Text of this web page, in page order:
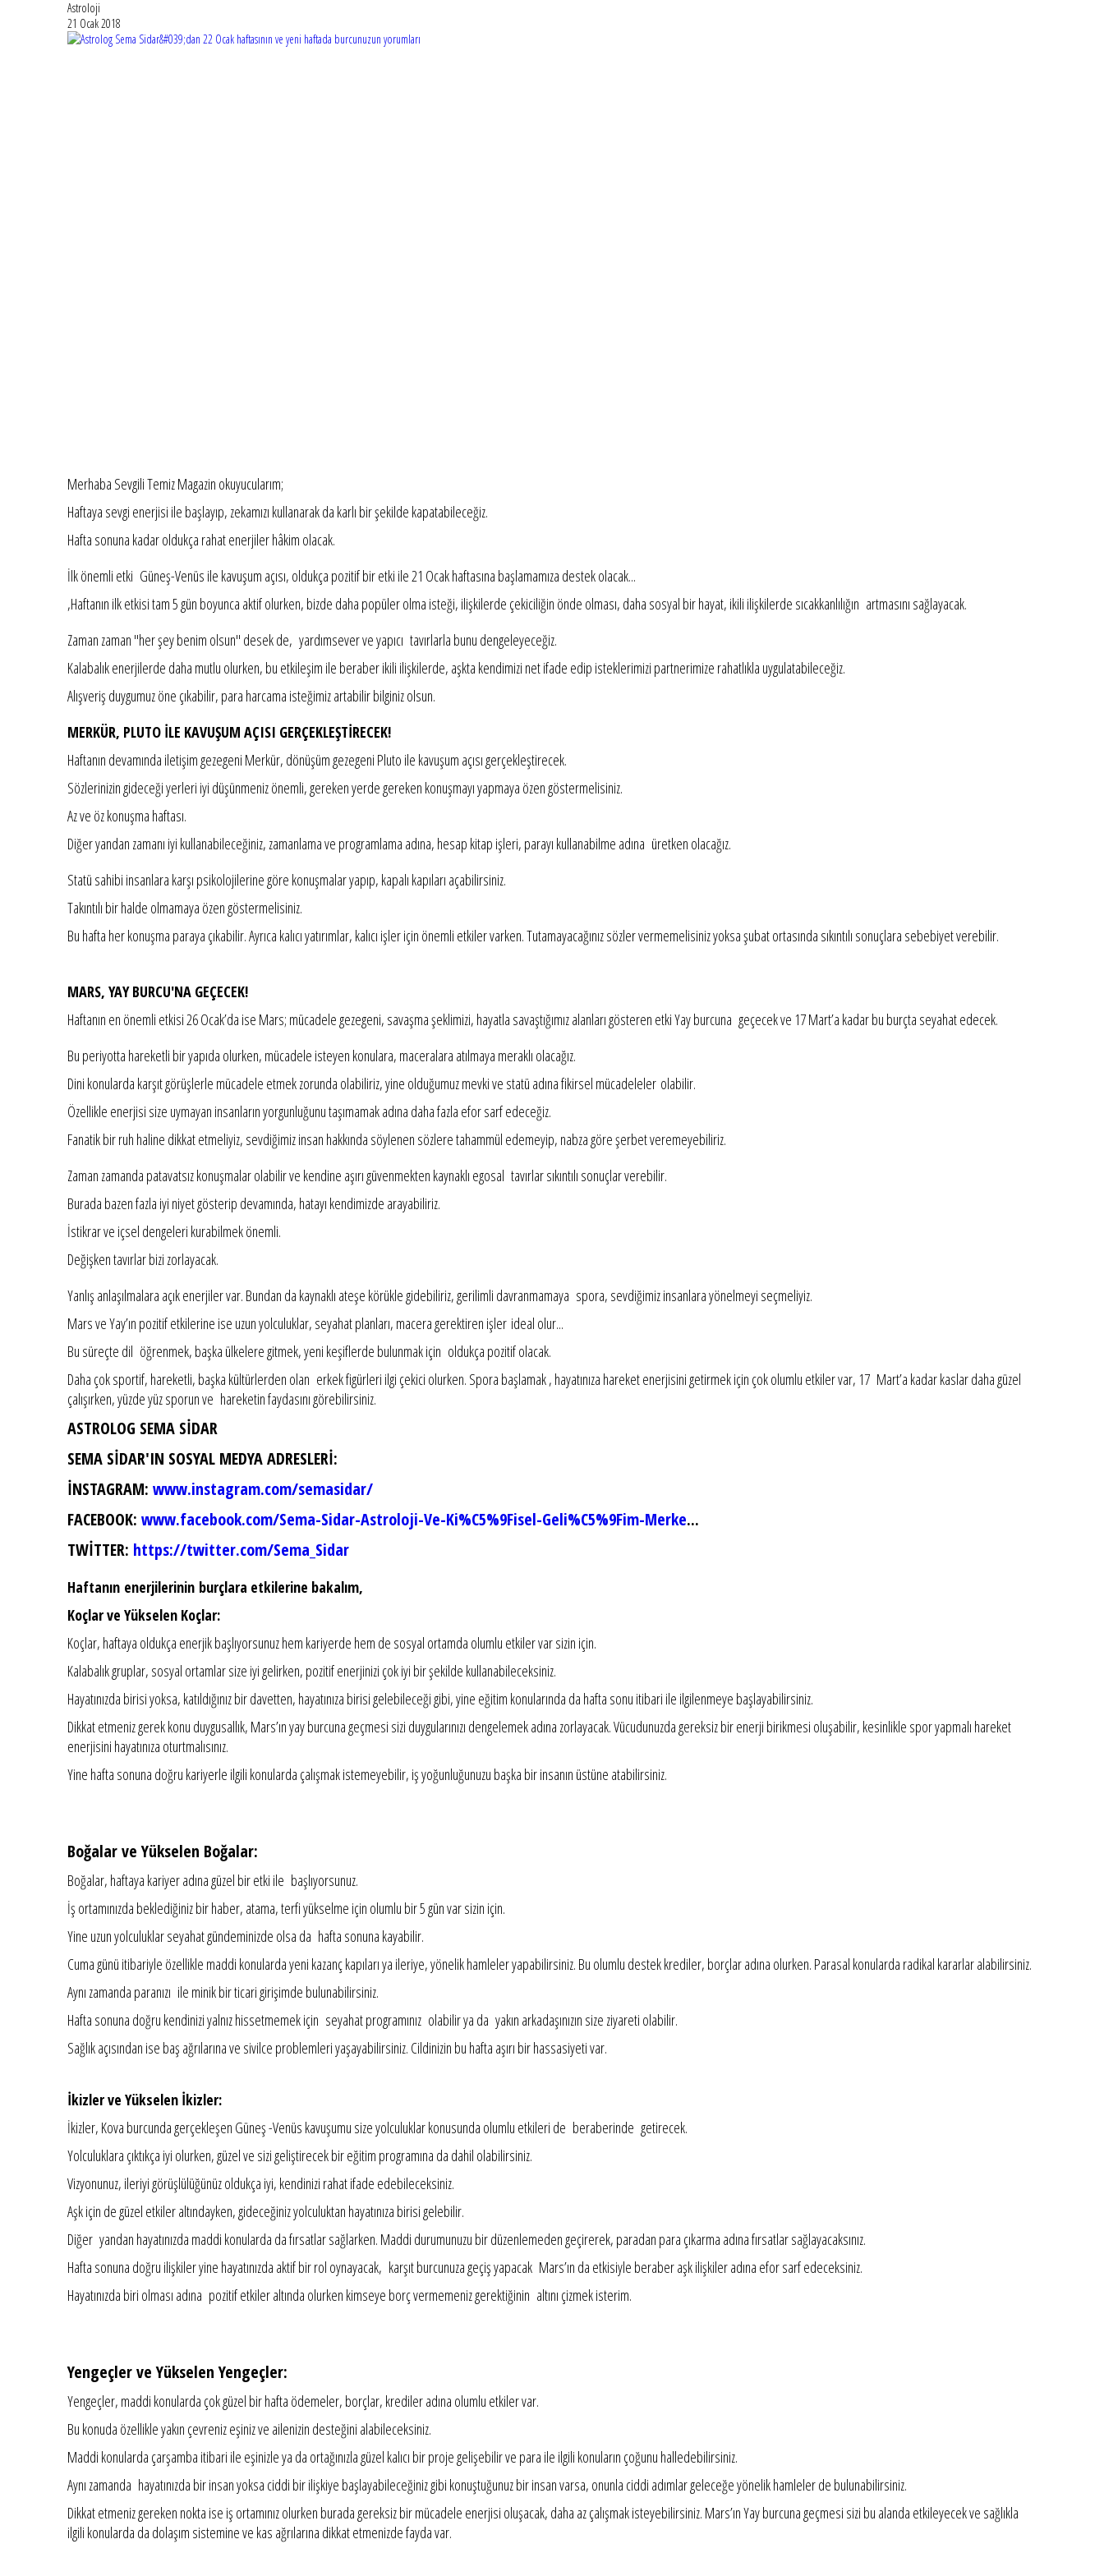
Astroloji
21 Ocak 2018
Merhaba Sevgili Temiz Magazin okuyucularım;
Haftaya sevgi enerjisi ile başlayıp, zekamızı kullanarak da karlı bir şekilde kapatabileceğiz.
Hafta sonuna kadar oldukça rahat enerjiler hâkim olacak.
İlk önemli etki Güneş-Venüs ile kavuşum açısı, oldukça pozitif bir etki ile 21 Ocak haftasına başlamamıza destek olacak...
,Haftanın ilk etkisi tam 5 gün boyunca aktif olurken, bizde daha popüler olma isteği, ilişkilerde çekiciliğin önde olması, daha sosyal bir hayat, ikili ilişkilerde sıcakkanlılığın artmasını sağlayacak.
Zaman zaman "her şey benim olsun" desek de, yardımsever ve yapıcı tavırlarla bunu dengeleyeceğiz.
Kalabalık enerjilerde daha mutlu olurken, bu etkileşim ile beraber ikili ilişkilerde, aşkta kendimizi net ifade edip isteklerimizi partnerimize rahatlıkla uygulatabileceğiz.
Alışveriş duygumuz öne çıkabilir, para harcama isteğimiz artabilir bilginiz olsun.
MERKÜR, PLUTO İLE KAVUŞUM AÇISI GERÇEKLEŞTİRECEK!
Haftanın devamında iletişim gezegeni Merkür, dönüşüm gezegeni Pluto ile kavuşum açısı gerçekleştirecek.
Sözlerinizin gideceği yerleri iyi düşünmeniz önemli, gereken yerde gereken konuşmayı yapmaya özen göstermelisiniz.
Az ve öz konuşma haftası.
Diğer yandan zamanı iyi kullanabileceğiniz, zamanlama ve programlama adına, hesap kitap işleri, parayı kullanabilme adına üretken olacağız.
Statü sahibi insanlara karşı psikolojilerine göre konuşmalar yapıp, kapalı kapıları açabilirsiniz.
Takıntılı bir halde olmamaya özen göstermelisiniz.
Bu hafta her konuşma paraya çıkabilir. Ayrıca kalıcı yatırımlar, kalıcı işler için önemli etkiler varken. Tutamayacağınız sözler vermemelisiniz yoksa şubat ortasında sıkıntılı sonuçlara sebebiyet verebilir.
MARS, YAY BURCU'NA GEÇECEK!
Haftanın en önemli etkisi 26 Ocak’da ise Mars; mücadele gezegeni, savaşma şeklimizi, hayatla savaştığımız alanları gösteren etki Yay burcuna geçecek ve 17 Mart’a kadar bu burçta seyahat edecek.
Bu periyotta hareketli bir yapıda olurken, mücadele isteyen konulara, maceralara atılmaya meraklı olacağız.
Dini konularda karşıt görüşlerle mücadele etmek zorunda olabiliriz, yine olduğumuz mevki ve statü adına fikirsel mücadeleler olabilir.
Özellikle enerjisi size uymayan insanların yorgunluğunu taşımamak adına daha fazla efor sarf edeceğiz.
Fanatik bir ruh haline dikkat etmeliyiz, sevdiğimiz insan hakkında söylenen sözlere tahammül edemeyip, nabza göre şerbet veremeyebiliriz.
Zaman zamanda patavatsız konuşmalar olabilir ve kendine aşırı güvenmekten kaynaklı egosal tavırlar sıkıntılı sonuçlar verebilir.
Burada bazen fazla iyi niyet gösterip devamında, hatayı kendimizde arayabiliriz.
İstikrar ve içsel dengeleri kurabilmek önemli.
Değişken tavırlar bizi zorlayacak.
Yanlış anlaşılmalara açık enerjiler var. Bundan da kaynaklı ateşe körükle gidebiliriz, gerilimli davranmamaya spora, sevdiğimiz insanlara yönelmeyi seçmeliyiz.
Mars ve Yay’ın pozitif etkilerine ise uzun yolculuklar, seyahat planları, macera gerektiren işler ideal olur...
Bu süreçte dil öğrenmek, başka ülkelere gitmek, yeni keşiflerde bulunmak için oldukça pozitif olacak.
Daha çok sportif, hareketli, başka kültürlerden olan erkek figürleri ilgi çekici olurken. Spora başlamak , hayatınıza hareket enerjisini getirmek için çok olumlu etkiler var, 17 Mart’a kadar kaslar daha güzel
çalışırken, yüzde yüz sporun ve hareketin faydasını görebilirsiniz.
ASTROLOG SEMA SİDAR
SEMA SİDAR'IN SOSYAL MEDYA ADRESLERİ:
İNSTAGRAM: www.instagram.com/semasidar/
FACEBOOK: www.facebook.com/Sema-Sidar-Astroloji-Ve-Ki%C5%9Fisel-Geli%C5%9Fim-Merke...
TWİTTER: https://twitter.com/Sema_Sidar
Haftanın enerjilerinin burçlara etkilerine bakalım,
Koçlar ve Yükselen Koçlar:
Koçlar, haftaya oldukça enerjik başlıyorsunuz hem kariyerde hem de sosyal ortamda olumlu etkiler var sizin için.
Kalabalık gruplar, sosyal ortamlar size iyi gelirken, pozitif enerjinizi çok iyi bir şekilde kullanabileceksiniz.
Hayatınızda birisi yoksa, katıldığınız bir davetten, hayatınıza birisi gelebileceği gibi, yine eğitim konularında da hafta sonu itibari ile ilgilenmeye başlayabilirsiniz.
Dikkat etmeniz gerek konu duygusallık, Mars’ın yay burcuna geçmesi sizi duygularınızı dengelemek adına zorlayacak. Vücudunuzda gereksiz bir enerji birikmesi oluşabilir, kesinlikle spor yapmalı hareket
enerjisini hayatınıza oturtmalısınız.
Yine hafta sonuna doğru kariyerle ilgili konularda çalışmak istemeyebilir, iş yoğunluğunuzu başka bir insanın üstüne atabilirsiniz.
Boğalar ve Yükselen Boğalar:
Boğalar, haftaya kariyer adına güzel bir etki ile başlıyorsunuz.
İş ortamınızda beklediğiniz bir haber, atama, terfi yükselme için olumlu bir 5 gün var sizin için.
Yine uzun yolculuklar seyahat gündeminizde olsa da hafta sonuna kayabilir.
Cuma günü itibariyle özellikle maddi konularda yeni kazanç kapıları ya ileriye, yönelik hamleler yapabilirsiniz. Bu olumlu destek krediler, borçlar adına olurken. Parasal konularda radikal kararlar alabilirsiniz.
Aynı zamanda paranızı ile minik bir ticari girişimde bulunabilirsiniz.
Hafta sonuna doğru kendinizi yalnız hissetmemek için seyahat programınız olabilir ya da yakın arkadaşınızın size ziyareti olabilir.
Sağlık açısından ise baş ağrılarına ve sivilce problemleri yaşayabilirsiniz. Cildinizin bu hafta aşırı bir hassasiyeti var.
İkizler ve Yükselen İkizler:
İkizler, Kova burcunda gerçekleşen Güneş -Venüs kavuşumu size yolculuklar konusunda olumlu etkileri de beraberinde getirecek.
Yolculuklara çıktıkça iyi olurken, güzel ve sizi geliştirecek bir eğitim programına da dahil olabilirsiniz.
Vizyonunuz, ileriyi görüşlülüğünüz oldukça iyi, kendinizi rahat ifade edebileceksiniz.
Aşk için de güzel etkiler altındayken, gideceğiniz yolculuktan hayatınıza birisi gelebilir.
Diğer yandan hayatınızda maddi konularda da fırsatlar sağlarken. Maddi durumunuzu bir düzenlemeden geçirerek, paradan para çıkarma adına fırsatlar sağlayacaksınız.
Hafta sonuna doğru ilişkiler yine hayatınızda aktif bir rol oynayacak, karşıt burcunuza geçiş yapacak Mars’ın da etkisiyle beraber aşk ilişkiler adına efor sarf edeceksiniz.
Hayatınızda biri olması adına pozitif etkiler altında olurken kimseye borç vermemeniz gerektiğinin altını çizmek isterim.
Yengeçler ve Yükselen Yengeçler:
Yengeçler, maddi konularda çok güzel bir hafta ödemeler, borçlar, krediler adına olumlu etkiler var.
Bu konuda özellikle yakın çevreniz eşiniz ve ailenizin desteğini alabileceksiniz.
Maddi konularda çarşamba itibari ile eşinizle ya da ortağınızla güzel kalıcı bir proje gelişebilir ve para ile ilgili konuların çoğunu halledebilirsiniz.
Aynı zamanda hayatınızda bir insan yoksa ciddi bir ilişkiye başlayabileceğiniz gibi konuştuğunuz bir insan varsa, onunla ciddi adımlar geleceğe yönelik hamleler de bulunabilirsiniz.
Dikkat etmeniz gereken nokta ise iş ortamınız olurken burada gereksiz bir mücadele enerjisi oluşacak, daha az çalışmak isteyebilirsiniz. Mars’ın Yay burcuna geçmesi sizi bu alanda etkileyecek ve sağlıkla
ilgili konularda da dolaşım sistemine ve kas ağrılarına dikkat etmenizde fayda var.